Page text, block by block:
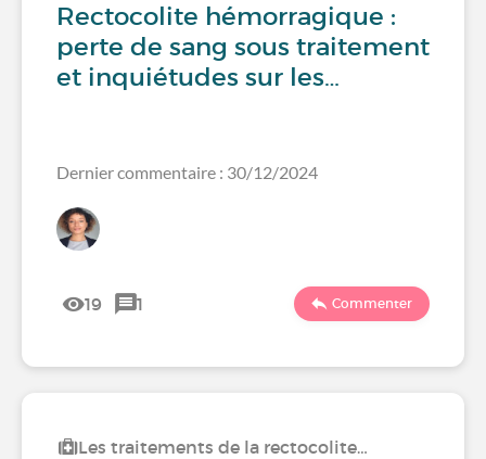
Rectocolite hémorragique :
perte de sang sous traitement
et inquiétudes sur les…
Dernier commentaire : 30/12/2024
19 1 Commenter
Les traitements de la rectocolite…